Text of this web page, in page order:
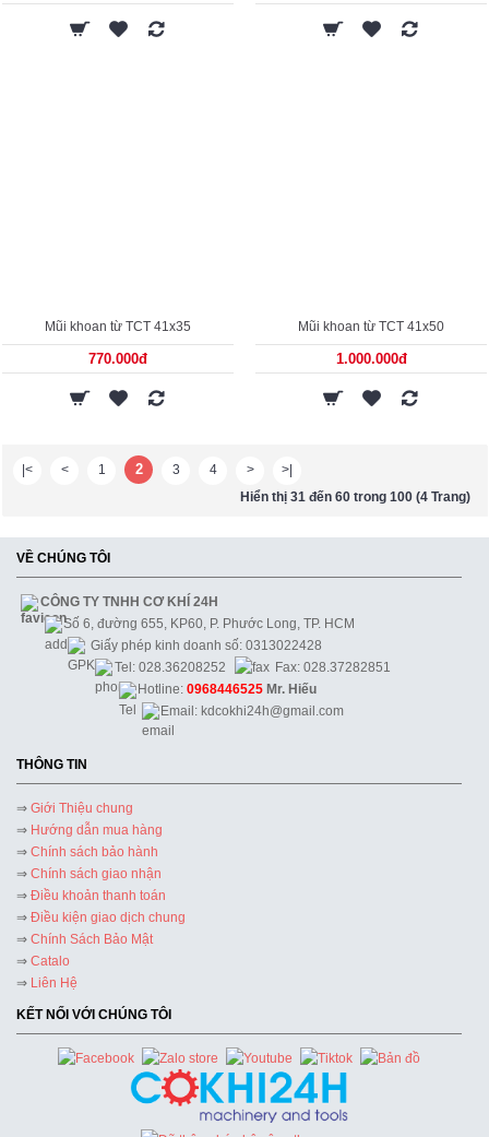
Mũi khoan từ TCT 41x35
770.000đ
Mũi khoan từ TCT 41x50
1.000.000đ
|< < 1 2 3 4 >
>|
Hiển thị 31 đến 60 trong 100 (4 Trang)
VỀ CHÚNG TÔI
CÔNG TY TNHH CƠ KHÍ 24H
Số 6, đường 655, KP60, P. Phước Long, TP. HCM
Giấy phép kinh doanh số: 0313022428
Tel: 028.36208252
Fax: 028.37282851
Hotline: 0968446525 Mr. Hiếu
Email: kdcokhi24h@gmail.com
THÔNG TIN
⇒ Giới Thiệu chung
⇒ Hướng dẫn mua hàng
⇒ Chính sách bảo hành
⇒ Chính sách giao nhận
⇒ Điều khoản thanh toán
⇒ Điều kiện giao dịch chung
⇒ Chính Sách Bảo Mật
⇒ Catalo
⇒ Liên Hệ
KẾT NỐI VỚI CHÚNG TÔI